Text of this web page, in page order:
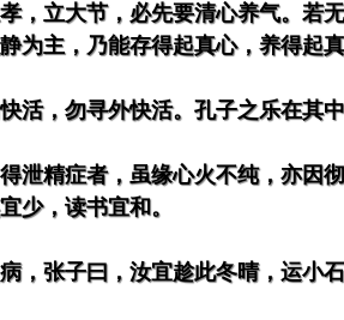
，立大节，必先要清心养气。若
为主，乃能存得起真心，养得起真
活，勿寻外快活。孔子之乐在其
泄精症者，虽缘心火不纯，亦因
少，读书宜和。
，张子曰，汝宜趁此冬晴，运小